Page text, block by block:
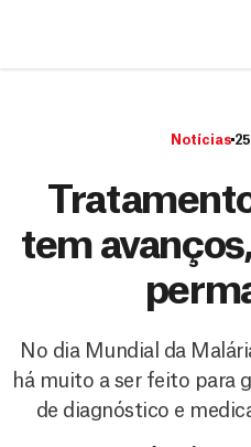
Notícias
tem
No dia Mundial da
há muito a ser feito para
de diagnóstico e